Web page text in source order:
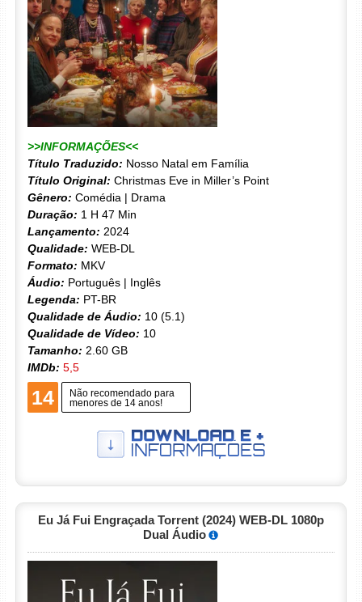
>>INFORMAÇÕES<<
Título Traduzido: Nosso Natal em Família
Título Original: Christmas Eve in Miller’s Point
Gênero: Comédia | Drama
Duração: 1 H 47 Min
Lançamento: 2024
Qualidade: WEB-DL
Formato: MKV
Áudio: Português | Inglês
Legenda: PT-BR
Qualidade de Áudio: 10 (5.1)
Qualidade de Vídeo: 10
Tamanho: 2.60 GB
IMDb: 5,5
14
Não recomendado para
menores de 14 anos!
Eu Já Fui Engraçada Torrent (2024) WEB-DL 1080p
Dual Áudio